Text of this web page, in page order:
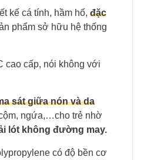
kế cá tính, hầm hố, đặc
phẩm sở hữu hệ thống
cao cấp, nói không với
sát giữa nón và da
ngứa,…cho trẻ nhờ
lót không đường may.
có độ bền cơ